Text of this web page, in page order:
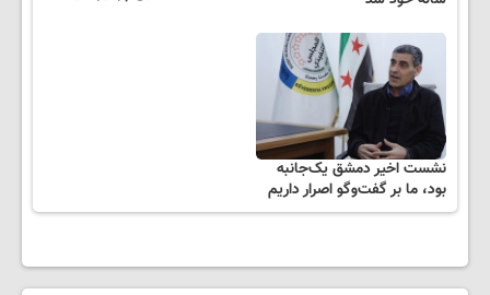
نشست اخیر دمشق یک‌جانبه
بود، ما بر گفت‌وگو اصرار داریم